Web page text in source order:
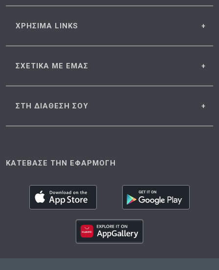
ΧΡΗΣΙΜΑ LINKS
ΣΧΕΤΙΚΑ ΜΕ ΕΜΑΣ
ΣΤΗ ΔΙΑΘΕΣΗ ΣΟΥ
ΚΑΤΕΒΑΣΕ ΤΗΝ ΕΦΑΡΜΟΓΗ